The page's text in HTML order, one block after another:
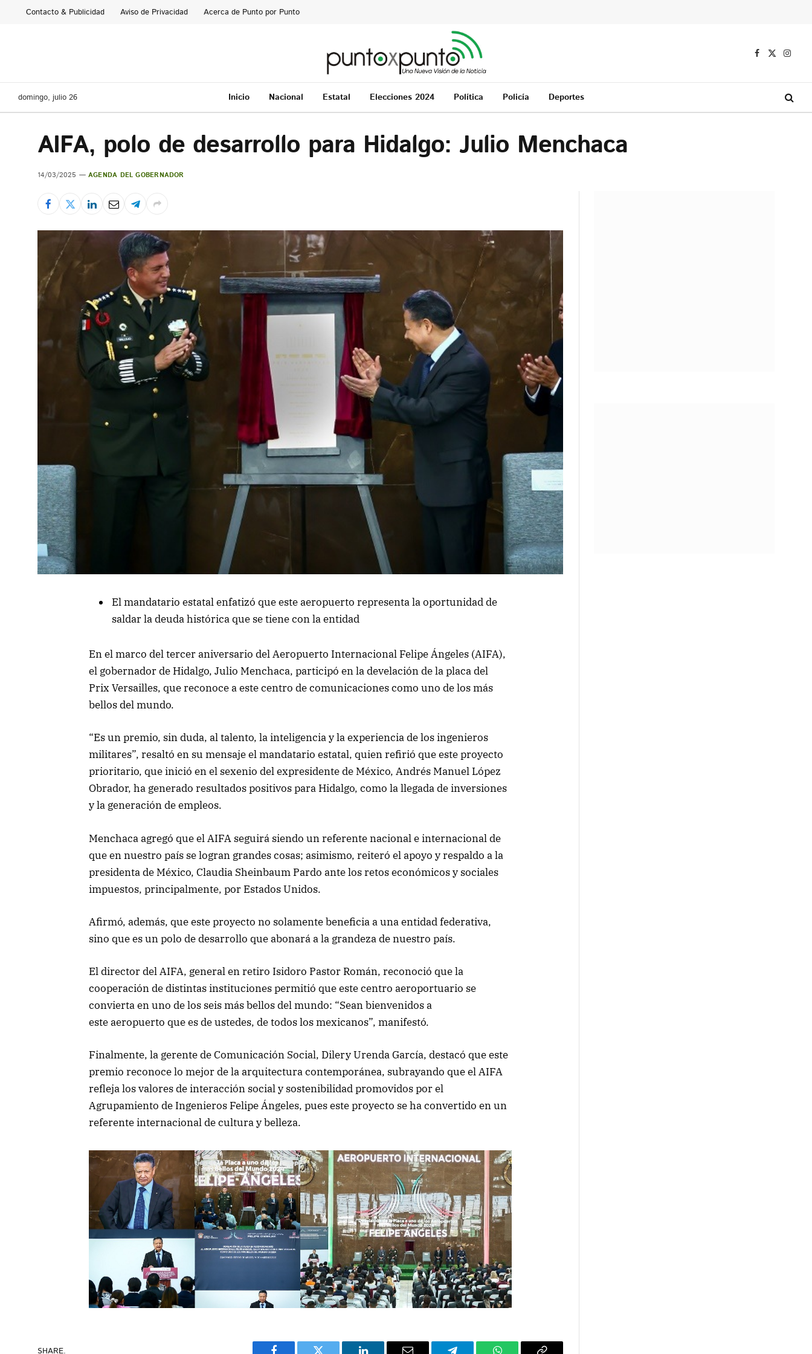
Contacto & Publicidad Aviso de Privacidad Acerca de Punto por Punto
Facebook
X
domingo, julio 26 Inicio Nacional Estatal Elecciones 2024 Política Policía Deportes
AIFA, polo de desarrollo para Hidalgo: Julio Menchaca
14/03/2025 AGENDA DEL GOBERNADOR
El mandatario estatal enfatizó que este aeropuerto representa la oportunidad de
saldar la deuda histórica que se tiene con la entidad
En el marco del tercer aniversario del Aeropuerto Internacional Felipe Ángeles (AIFA),
el gobernador de Hidalgo, Julio Menchaca, participó en la develación de la placa del
Prix Versailles, que reconoce a este centro de comunicaciones como uno de los más
bellos del mundo.
“Es un premio, sin duda, al talento, la inteligencia y la experiencia de los ingenieros
militares”, resaltó en su mensaje el mandatario estatal, quien refirió que este proyecto
prioritario, que inició en el sexenio del expresidente de México, Andrés Manuel López
Obrador, ha generado resultados positivos para Hidalgo, como la llegada de inversiones
y la generación de empleos.
Menchaca agregó que el AIFA seguirá siendo un referente nacional e internacional de
que en nuestro país se logran grandes cosas; asimismo, reiteró el apoyo y respaldo a la
presidenta de México, Claudia Sheinbaum Pardo ante los retos económicos y sociales
impuestos, principalmente, por Estados Unidos.
Afirmó, además, que este proyecto no solamente beneficia a una entidad federativa,
sino que es un polo de desarrollo que abonará a la grandeza de nuestro país.
El director del AIFA, general en retiro Isidoro Pastor Román, reconoció que la
cooperación de distintas instituciones permitió que este centro aeroportuario se
convierta en uno de los seis más bellos del mundo: “Sean bienvenidos a
este aeropuerto quees de ustedes, de todos los mexicanos”, manifestó.
Finalmente, la gerente de Comunicación Social, Dilery Urenda García, destacó que este
premio reconoce lo mejor de la arquitectura contemporánea, subrayando que el AIFA
refleja los valores de interacción social y sostenibilidad promovidos por el
Agrupamiento de Ingenieros Felipe Ángeles, pues este proyecto se ha convertido en un
referente internacional de cultura y belleza.
SHARE.